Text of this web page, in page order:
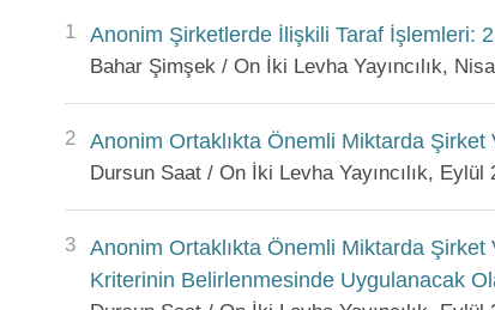
1 Anonim Şirketlerde İlişkili Taraf İşlemleri:
Bahar Şimşek / On İki Levha Yayıncılık,
2 Anonim Ortaklıkta Önemli Miktarda Şirket
Dursun Saat / On İki Levha Yayıncılık, Eylül
3
Anonim Ortaklıkta Önemli Miktarda Şirket
Kriterinin Belirlenmesinde Uygulanacak